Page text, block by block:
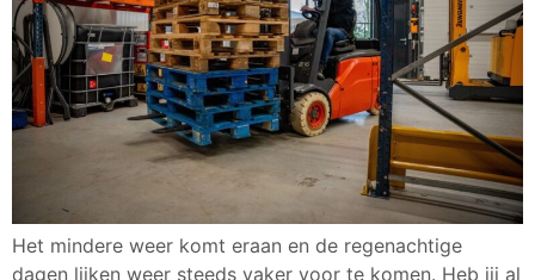
Het mindere weer komt eraan en de regenachtige
dagen lijken weer steeds vaker voor te komen. Heb jij al